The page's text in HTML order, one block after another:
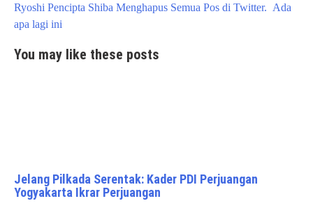
Ryoshi Pencipta Shiba Menghapus Semua Pos di Twitter. Ada
apa lagi ini
You may like these posts
Jelang Pilkada Serentak: Kader PDI Perjuangan
Yogyakarta Ikrar Perjuangan